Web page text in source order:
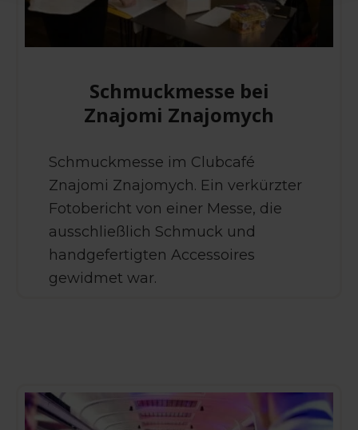
Schmuckmesse bei
Znajomi Znajomych
Schmuckmesse im Clubcafé
Znajomi Znajomych. Ein verkürzter
Fotobericht von einer Messe, die
ausschließlich Schmuck und
handgefertigten Accessoires
gewidmet war.